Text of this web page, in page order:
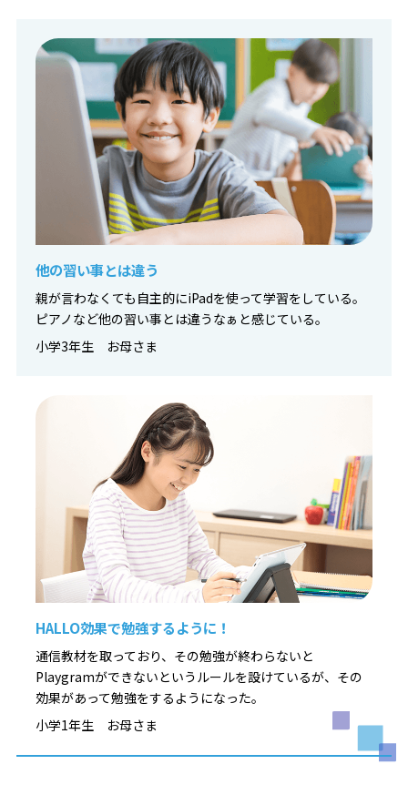
他の習い事とは違う
親が言わなくても自主的にiPadを使って学習をしている。
ピアノなど他の習い事とは違うなぁと感じている。
小学3年生 お母さま
HALLO効果で勉強するように！
通信教材を取っており、その勉強が終わらないと
Playgramができないというルールを設けているが、その
効果があって勉強をするようになった。
小学1年生 お母さま